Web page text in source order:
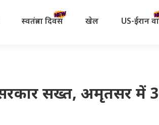
स्वतंत्रता दिवस खेल US-ईरान
सख्त, अमृतसर में